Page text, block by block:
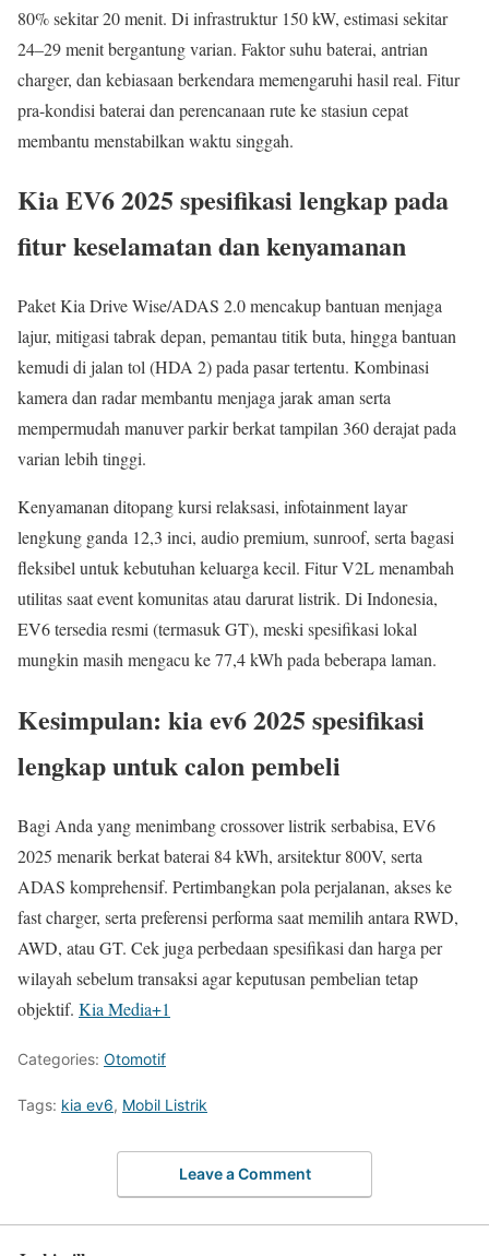
80% sekitar 20 menit. Di infrastruktur 150 kW, estimasi sekitar
24–29 menit bergantung varian. Faktor suhu baterai, antrian
charger, dan kebiasaan berkendara memengaruhi hasil real. Fitur
pra-kondisi baterai dan perencanaan rute ke stasiun cepat
membantu menstabilkan waktu singgah.
Kia EV6 2025 spesifikasi lengkap pada
fitur keselamatan dan kenyamanan
Paket Kia Drive Wise/ADAS 2.0 mencakup bantuan menjaga
lajur, mitigasi tabrak depan, pemantau titik buta, hingga bantuan
kemudi di jalan tol (HDA 2) pada pasar tertentu. Kombinasi
kamera dan radar membantu menjaga jarak aman serta
mempermudah manuver parkir berkat tampilan 360 derajat pada
varian lebih tinggi.
Kenyamanan ditopang kursi relaksasi, infotainment layar
lengkung ganda 12,3 inci, audio premium, sunroof, serta bagasi
fleksibel untuk kebutuhan keluarga kecil. Fitur V2L menambah
utilitas saat event komunitas atau darurat listrik. Di Indonesia,
EV6 tersedia resmi (termasuk GT), meski spesifikasi lokal
mungkin masih mengacu ke 77,4 kWh pada beberapa laman.
Kesimpulan: kia ev6 2025 spesifikasi
lengkap untuk calon pembeli
Bagi Anda yang menimbang crossover listrik serbabisa, EV6
2025 menarik berkat baterai 84 kWh, arsitektur 800V, serta
ADAS komprehensif. Pertimbangkan pola perjalanan, akses ke
fast charger, serta preferensi performa saat memilih antara RWD,
AWD, atau GT. Cek juga perbedaan spesifikasi dan harga per
wilayah sebelum transaksi agar keputusan pembelian tetap
objektif. Kia Media+1
Categories: Otomotif
Tags: kia ev6, Mobil Listrik
Leave a Comment